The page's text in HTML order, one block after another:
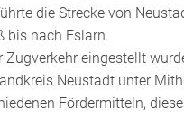
die Strecke von
bis nach Eslarn.
Zugverkehr eingestellt
Neustadt unter
Fördermitteln,